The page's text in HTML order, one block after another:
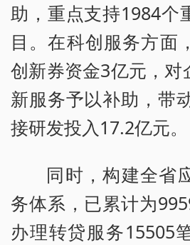
助，重点支持1984个
目。在科创服务方面
创新券资金3亿元，对
新服务予以补助，带
接研发投入17.2亿元。
同时，构建全省
务体系，已累计为
办理转贷服务15505